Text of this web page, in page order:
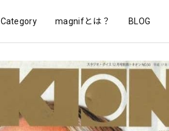
Category magnifとは？ BLOG